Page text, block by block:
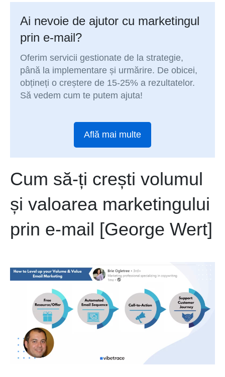
Ai nevoie de ajutor cu marketingul
prin e-mail?
Oferim servicii gestionate de la strategie,
până la implementare și urmărire. De obicei,
obțineți o creștere de 15-25% a rezultatelor.
Să vedem cum te putem ajuta!
Află mai multe
Cum să-ți crești volumul
și valoarea marketingului
prin e-mail [George Wert]